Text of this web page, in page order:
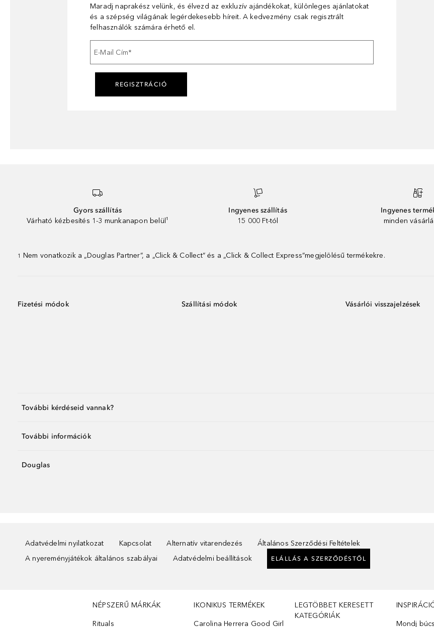
Maradj naprakész velünk, és élvezd az exkluzív ajándékokat, különleges ajánlatokat
és a szépség világának legérdekesebb híreit. A kedvezmény csak regisztrált
felhasználók számára érhető el.
E-Mail Cím*
REGISZTRÁCIÓ
Gyors szállítás
Várható kézbesítés 1-3 munkanapon belül¹
Ingyenes szállítás
15 000 Ft-tól
Ingyenes
minden
1 Nem vonatkozik a „Douglas Partner”, a „Click & Collect” és a „Click & Collect Express”megjelölésű termékekre.
Fizetési módok Szállítási módok Vásárlói visszajelzések
További kérdéseid vannak?
További információk
Douglas
Adatvédelmi nyilatkozat Kapcsolat Alternatív vitarendezés
Általános Szerződési Feltételek
A nyereményjátékok általános szabályai
Adatvédelmi beállítások ELÁLLÁS A SZERZŐDÉSTŐL
NÉPSZERŰ MÁRKÁK
Rituals
IKONIKUS TERMÉKEK
Carolina Herrera Good Girl
LEGTÖBBET KERESETT
KATEGÓRIÁK
Mondj